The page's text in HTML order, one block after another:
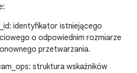
identyfikator istniejącego
o odpowiednim rozmiarze
przetwarzania.
struktura wskaźników